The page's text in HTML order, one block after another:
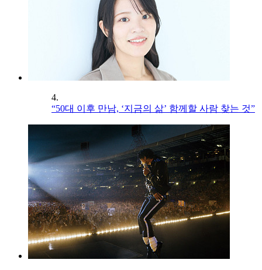
4.
“50대 이후 만남, ‘지금의 삶’ 함께할 사람 찾는 것”